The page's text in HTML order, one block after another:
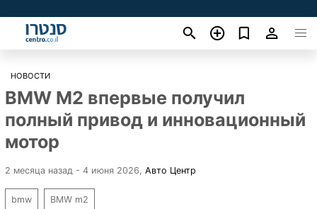
НОВОСТИ
BMW M2 впервые получил
полный привод и инновационный
мотор
2 месяца назад - 4 июня 2026 Авто Центр
bmw BMW m2